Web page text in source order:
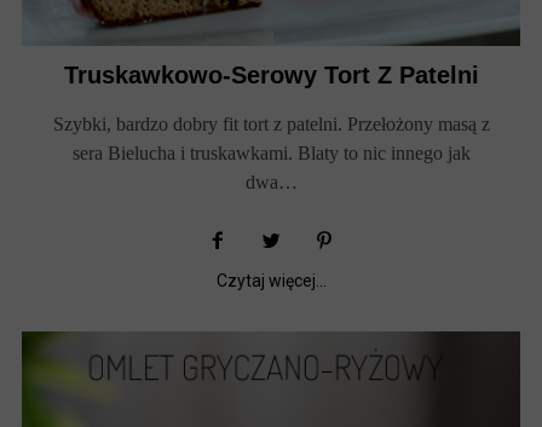
Truskawkowo-Serowy Tort Z Patelni
Szybki, bardzo dobry fit tort z patelni. Przełożony masą z
sera Bielucha i truskawkami. Blaty to nic innego jak
dwa…
Czytaj więcej...